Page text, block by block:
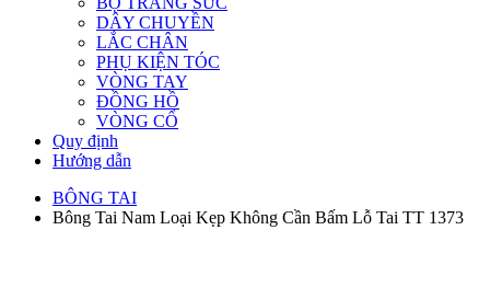
DÂY CHUYỀN
LẮC CHÂN
PHỤ KIỆN TÓC
VÒNG TAY
ĐỒNG HỒ
VÒNG CỔ
Quy định
Hướng dẫn
BÔNG TAI
Bông Tai Nam Loại Kẹp Không Cần Bấm Lỗ Tai TT 1373